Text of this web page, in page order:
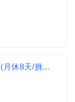
彩券行台北士林區【固定晚班人員】(月休8天/挑戰高薪/三節獎金/業績獎金/無經驗可)